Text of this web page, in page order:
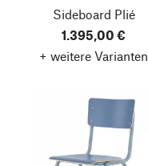
Sideboard Plié
1.395,00 €
+ weitere Varianten